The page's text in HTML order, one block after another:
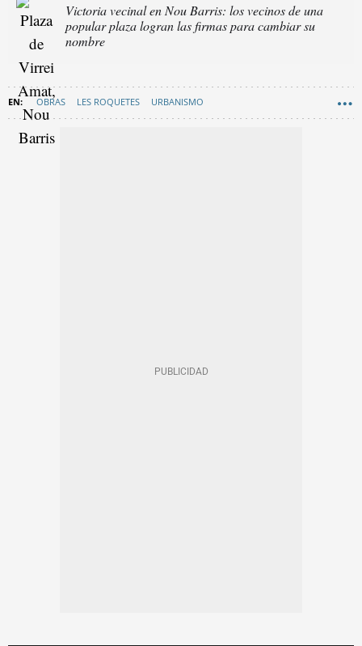
Victoria vecinal en Nou Barris: los vecinos de una
popular plaza logran las firmas para cambiar su
nombre
OBRAS LES ROQUETES URBANISMO